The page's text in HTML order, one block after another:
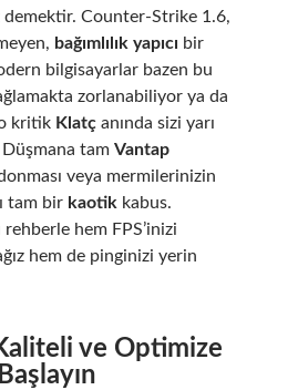
demektir. Counter-Strike 1.6,
bağımlılık yapıcı bir
bilgisayarlar bazen bu
zorlanabiliyor ya da
kritik Klatçanında sizi yarı
tam Vantap
veya mermilerinizin
tam bir kaotik kabus.
hem FPS’inizi
hem de pinginizi yerin
ve Optimize